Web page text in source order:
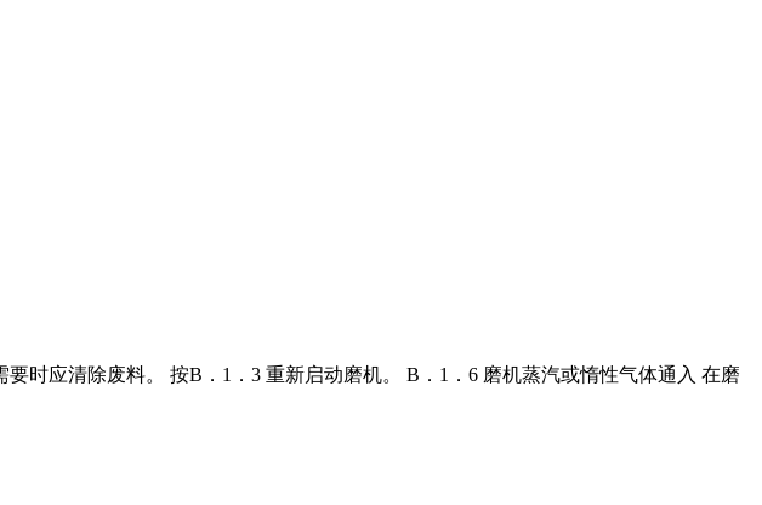
时应清除废料。 按B．1．3 重新启动磨机。 B．1．6 磨机蒸汽或惰性气体通入 在磨